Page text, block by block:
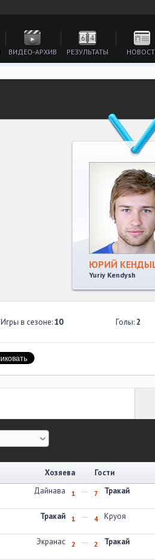
ВИДЕО-АРХИВ РЕЗУЛЬТАТЫ
ЮРИЙ
Yuriy Kendysh
Игры в сезоне:10 Голы: 2
Хозяева Гости
Дайнава 1 7 Тракай
Тракай 1 4 Круоя
Экранас 2 2 Тракай